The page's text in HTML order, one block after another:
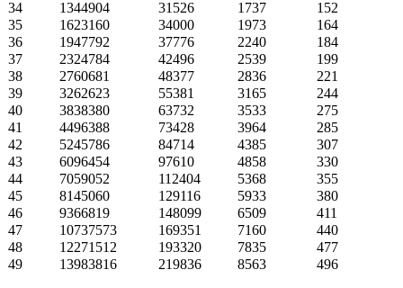
34
1344904 31526 1737
152
35
1623160 34000 1973
164
36
1947792 37776 2240
184
37
2324784 42496 2539
199
38
2760681 48377 2836
221
39
3262623 55381 3165
244
40
3838380 63732 3533
275
41
4496388 73428 3964
285
42
5245786 84714 4385
307
43
6096454 97610 4858
330
44
7059052 112404 5368
355
45
8145060 129116 5933
380
46
9366819 148099 6509
411
47
10737573 169351 7160
440
48
12271512 193320 7835
477
49
13983816 219836 8563 496